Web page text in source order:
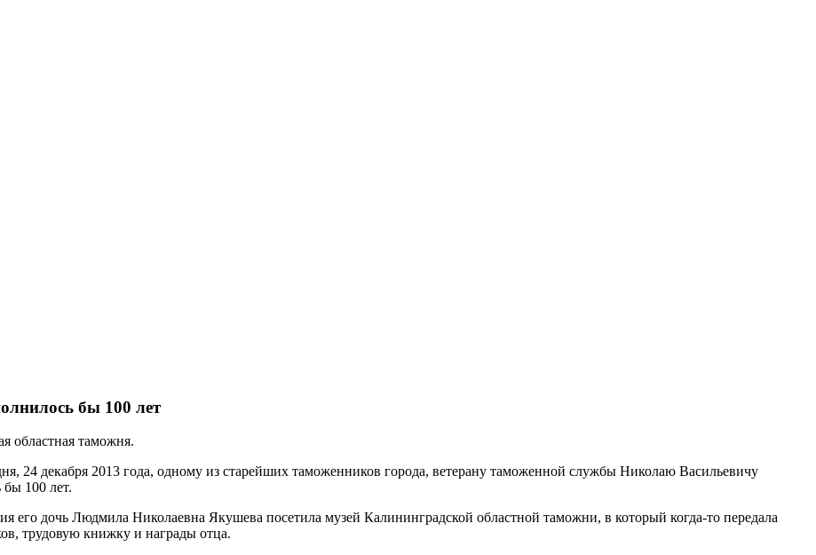
бы 100 лет
областная таможня.
24 декабря 2013 года, одному из старейших таможенников города, ветерану таможенной службы Николаю Васильевичу
100 лет.
его дочь Людмила Николаевна Якушева посетила музей Калининградской областной таможни, в который когда-то передала
трудовую книжку и награды отца.